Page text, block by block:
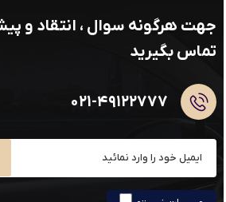
جهت هرگونه سوال ، انتقاد و
تماس بگیرید
۰۲۱-۴۹۱۲۲۷۷۷